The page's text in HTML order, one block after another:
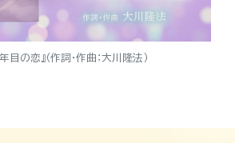
目の恋』（作詞・作曲：大川隆法）